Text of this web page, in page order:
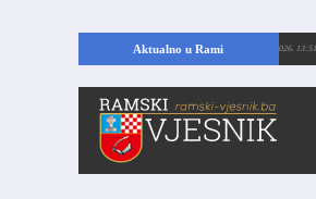
Aktualno u Rami
Kopajući temelje kuće, pronašao vrijedne arheološke ostatke